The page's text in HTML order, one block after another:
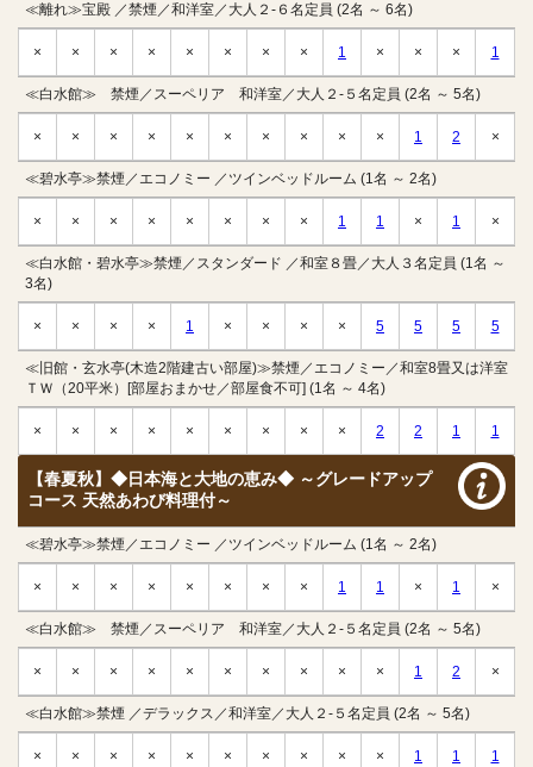
≪離れ≫宝殿 ／禁煙／和洋室／大人２-６名定員 (2名 ～ 6名)
× × × × × × × × 1 × × × 1
≪白水館≫ 禁煙／スーペリア 和洋室／大人２-５名定員 (2名 ～ 5名)
× × × × × × × × × × 1 2 ×
≪碧水亭≫禁煙／エコノミー ／ツインベッドルーム (1名 ～ 2名)
× × × × × × × × 1 1 × 1 ×
≪白水館・碧水亭≫禁煙／スタンダード ／和室８畳／大人３名定員 (1名 ～
3名)
× × × × 1 × × × × 5 5 5 5
≪旧館・玄水亭(木造2階建古い部屋)≫禁煙／エコノミー／和室8畳又は洋室
ＴＷ（20平米）[部屋おまかせ／部屋食不可] (1名 ～ 4名)
× × × × × × × × × 2 2 1 1
【春夏秋】◆日本海と大地の恵み◆ ～グレードアップ
コース 天然あわび料理付～
≪碧水亭≫禁煙／エコノミー ／ツインベッドルーム (1名 ～ 2名)
× × × × × × × × 1 1 × 1 ×
≪白水館≫ 禁煙／スーペリア 和洋室／大人２-５名定員 (2名 ～ 5名)
× × × × × × × × × × 1 2 ×
≪白水館≫禁煙 ／デラックス／和洋室／大人２-５名定員 (2名 ～ 5名)
× × × × × × × × × × 1 1 1